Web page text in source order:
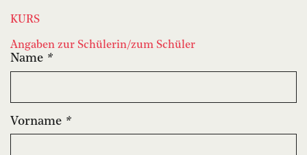
KURS
Angaben zur Schülerin/zum Schüler
Name *
Vorname *